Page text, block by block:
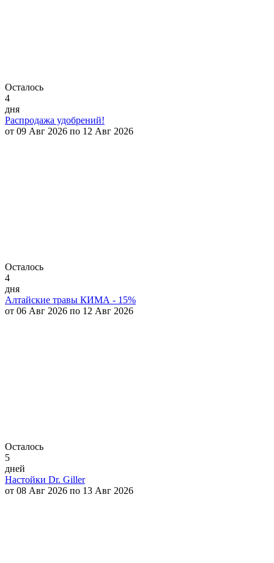
Осталось
4
дня
Распродажа удобрений!
от 09 Авг 2026 по 12 Авг 2026
Осталось
4
дня
Алтайские травы КИМА - 15%
от 06 Авг 2026 по 12 Авг 2026
Осталось
5
дней
Настойки Dr. Giller
от 08 Авг 2026 по 13 Авг 2026